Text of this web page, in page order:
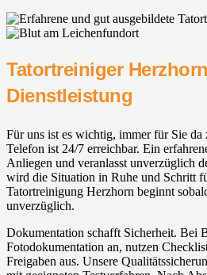
Tatortreiniger
Dienstleistung
Für uns ist es wichtig, immer für Sie da
Telefon ist 24/7 erreichbar. Ein
Anliegen und veranlasst unverzüglich
wird die Situation in Ruhe und Schritt
Tatortreinigung Herzhorn beginnt
unverzüglich.
Dokumentation schafft Sicherheit. Bei
Fotodokumentation an, nutzen
Freigaben aus. Unsere